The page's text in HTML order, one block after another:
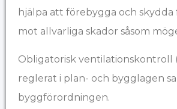
hjälpa att förebygga och
mot allvarliga skador såsom
Obligatorisk ventilationskontroll
reglerat i plan- och bygglagen
byggförordningen.